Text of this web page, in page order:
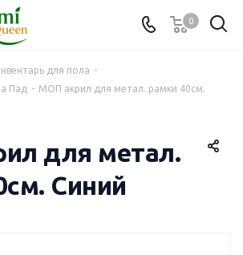
0
для пола -
Пад - МОП акрил для метал. рамки 40см.
для метал.
Синий